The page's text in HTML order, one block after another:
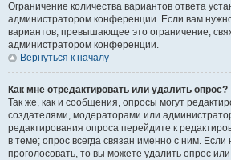
Ограничение количества вариантов ответа
администратором конференции. Если вам
вариантов, превышающее это ограничение,
администратором конференции.
Вернуться к началу
Как мне отредактировать или удалить опрос?
Так же, как и сообщения, опросы могут
создателями, модераторами или
редактирования опроса перейдите к
в теме; опрос всегда связан именно с ним. Если
проголосовать, то вы можете удалить опрос